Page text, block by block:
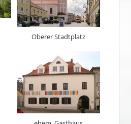
Oberer Stadtplatz